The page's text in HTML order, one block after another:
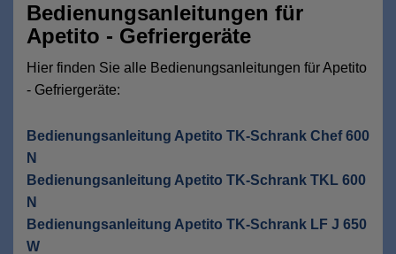
Bedienungsanleitungen für
Apetito - Gefriergeräte
Hier finden Sie alle Bedienungsanleitungen für Apetito
- Gefriergeräte:
Bedienungsanleitung Apetito TK-Schrank Chef 600
N
Bedienungsanleitung Apetito TK-Schrank TKL 600
N
Bedienungsanleitung Apetito TK-Schrank LF J 650
W